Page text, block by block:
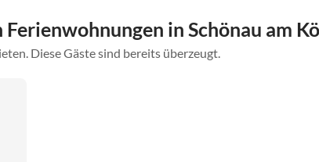
in Schönau am
Diese Gäste sind bereits überzeugt.